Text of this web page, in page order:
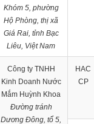
Khóm 5, phường
Hộ Phòng, thị xã
Giá Rai, tỉnh Bạc
Liêu, Việt Nam
Công ty TNHH
Kinh Doanh Nước
Mắm Huỳnh Khoa
Đường tránh
Dương Đông, tổ 5,
HAC
CP